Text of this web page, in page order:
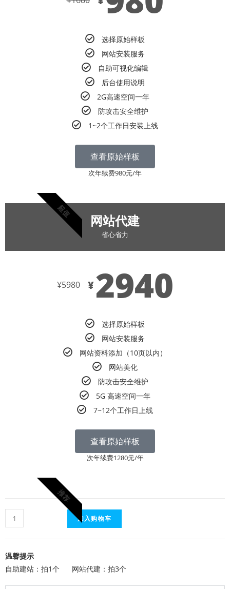
选择原始样板
网站安装服务
自助可视化编辑
后台使用说明
2G高速空间一年
防攻击安全维护
1~2个工作日安装上线
查看原始样板
次年续费980元/年
超值
网站代建
省心省力
¥5980 ¥2940
选择原始样板
网站安装服务
网站资料添加（10页以内）
网站美化
防攻击安全维护
5G 高速空间一年
7~12个工作日上线
查看原始样板
次年续费1280元/年
推荐
加入购物车
温馨提示
自助建站：拍1个 网站代建：拍3个